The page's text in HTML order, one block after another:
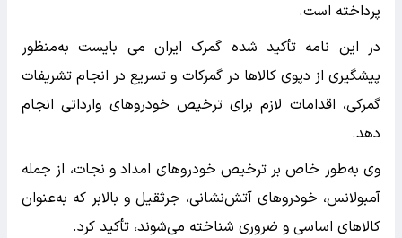
پرداخته است.
در این نامه تأکید شده گمرک ایران می بایست به‌منظور
پیشگیری از دپوی کالاها در گمرکات و تسریع در انجام تشریفات
گمرکی، اقدامات لازم برای ترخیص خودروهای وارداتی انجام
دهد.
وی به‌طور خاص بر ترخیص خودروهای امداد و نجات، از جمله
آمبولانس، خودروهای آتش‌نشانی، جرثقیل و بالابر که به‌عنوان
کالاهای اساسی و ضروری شناخته می‌شوند، تأکید کرد.